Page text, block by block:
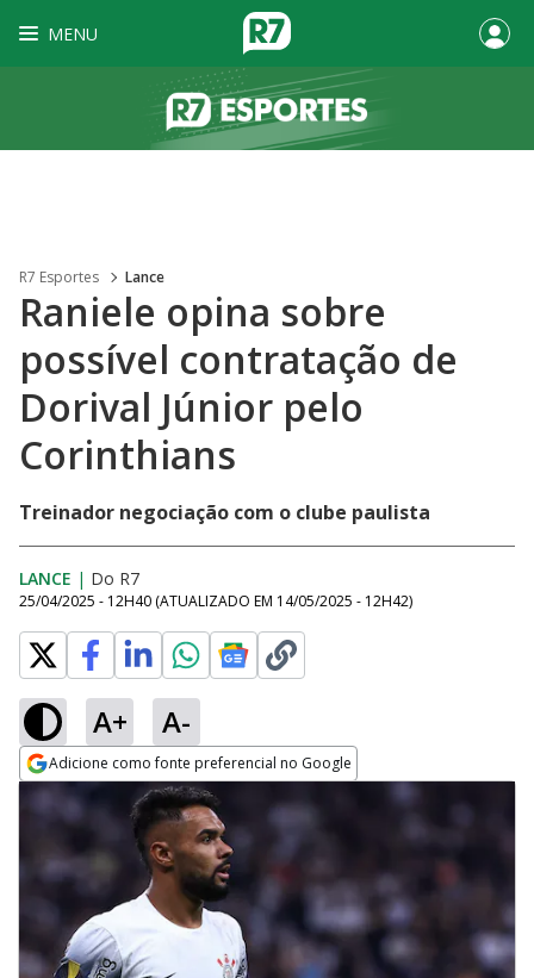
MENU
R7 Esportes Lance
Raniele opina sobre
possível contratação de
Dorival Júnior pelo
Corinthians
Treinador negociação com o clube paulista
LANCE | Do R7
25/04/2025 - 12H40 (ATUALIZADO EM 14/05/2025 - 12H42)
A+ A-
Adicione como fonte preferencial no Google
Opens in new window